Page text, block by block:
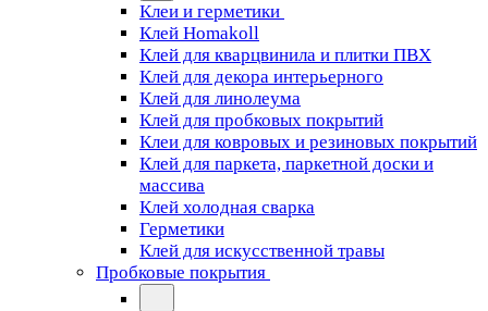
Клеи и герметики
Клей Homakoll
Клей для кварцвинила и плитки ПВХ
Клей для декора интерьерного
Клей для линолеума
Клей для пробковых покрытий
Клеи для ковровых и резиновых покрытий
Клей для паркета, паркетной доски и
массива
Клей холодная сварка
Герметики
Клей для искусственной травы
Пробковые покрытия